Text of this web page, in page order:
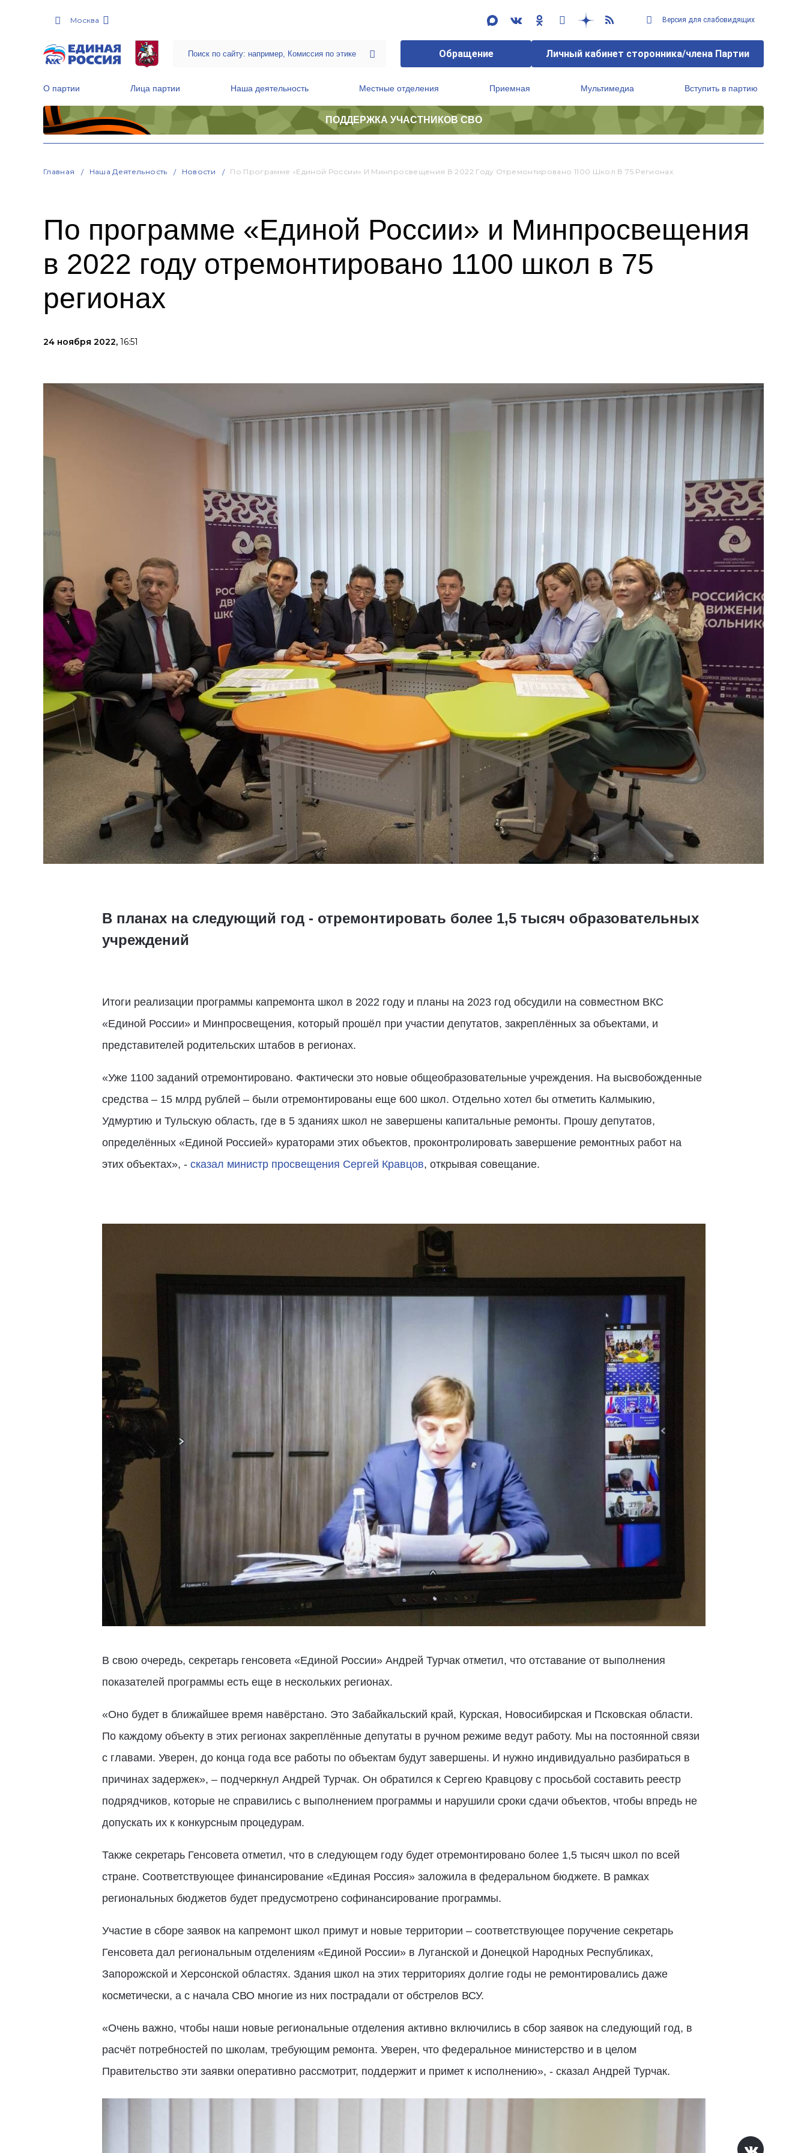
Москва Версия для слабовидящих
Обращение Личный кабинет сторонника/члена Партии
О партии Лица партии Наша деятельность Местные отделения Приемная Мультимедиа Вступить в партию
ПОДДЕРЖКА УЧАСТНИКОВ СВО
Главная Наша Деятельность Новости По Программе «Единой России» И Минпросвещения В 2022 Году Отремонтировано 1100 Школ В 75 Регионах
По программе «Единой России» и Минпросвещения
в 2022 году отремонтировано 1100 школ в 75
регионах
24 ноября 2022, 16:51
В планах на следующий год - отремонтировать более 1,5 тысяч образовательных
учреждений
Итоги реализации программы капремонта школ в 2022 году и планы на 2023 год обсудили на совместном ВКС
«Единой России» и Минпросвещения, который прошёл при участии депутатов, закреплённых за объектами, и
представителей родительских штабов в регионах.
«Уже 1100 заданий отремонтировано. Фактически это новые общеобразовательные учреждения. На высвобожденные
средства – 15 млрд рублей – были отремонтированы еще 600 школ. Отдельно хотел бы отметить Калмыкию,
Удмуртию и Тульскую область, где в 5 зданиях школ не завершены капитальные ремонты. Прошу депутатов,
определённых «Единой Россией» кураторами этих объектов, проконтролировать завершение ремонтных работ на
этих объектах», - сказал министр просвещения Сергей Кравцов, открывая совещание.
В свою очередь, секретарь генсовета «Единой России» Андрей Турчак отметил, что отставание от выполнения
показателей программы есть еще в нескольких регионах.
«Оно будет в ближайшее время навёрстано. Это Забайкальский край, Курская, Новосибирская и Псковская области.
По каждому объекту в этих регионах закреплённые депутаты в ручном режиме ведут работу. Мы на постоянной связи
с главами. Уверен, до конца года все работы по объектам будут завершены. И нужно индивидуально разбираться в
причинах задержек», – подчеркнул Андрей Турчак. Он обратился к Сергею Кравцову с просьбой составить реестр
подрядчиков, которые не справились с выполнением программы и нарушили сроки сдачи объектов, чтобы впредь не
допускать их к конкурсным процедурам.
Также секретарь Генсовета отметил, что в следующем году будет отремонтировано более 1,5 тысяч школ по всей
стране. Соответствующее финансирование «Единая Россия» заложила в федеральном бюджете. В рамках
региональных бюджетов будет предусмотрено софинансирование программы.
Участие в сборе заявок на капремонт школ примут и новые территории – соответствующее поручение секретарь
Генсовета дал региональным отделениям «Единой России» в Луганской и Донецкой Народных Республиках,
Запорожской и Херсонской областях. Здания школ на этих территориях долгие годы не ремонтировались даже
косметически, а с начала СВО многие из них пострадали от обстрелов ВСУ.
«Очень важно, чтобы наши новые региональные отделения активно включились в сбор заявок на следующий год, в
расчёт потребностей по школам, требующим ремонта. Уверен, что федеральное министерство и в целом
Правительство эти заявки оперативно рассмотрит, поддержит и примет к исполнению», - сказал Андрей Турчак.